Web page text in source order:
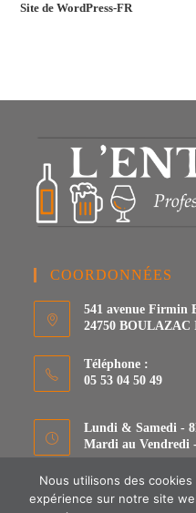
Site de WordPress-FR
COORDONNÉES
541 avenue Firmin
24750
Téléphone :
05 53 04 50 49
Lundi & Samedi -
Mardi au Vendredi
E-mail :
Nous utilisons des
expérience sur notre site